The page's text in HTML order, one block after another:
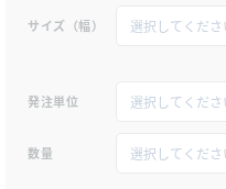
サイズ（幅）
発注単位
数量